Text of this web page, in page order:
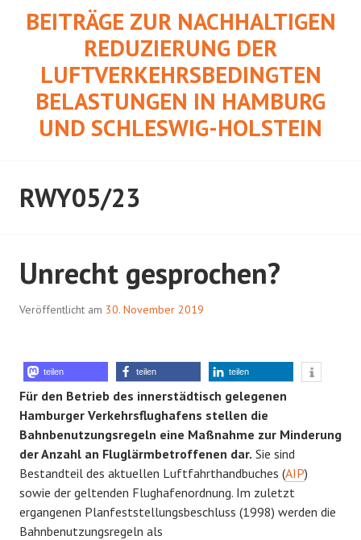
BEITRÄGE ZUR NACHHALTIGEN
REDUZIERUNG DER
LUFTVERKEHRSBEDINGTEN
BELASTUNGEN IN HAMBURG
UND SCHLESWIG-HOLSTEIN
RWY05/23
Unrecht gesprochen?
Veröffentlicht am 30. November 2019
teilen teilen teilen
Für den Betrieb des innerstädtisch gelegenen
Hamburger Verkehrsflughafens stellen die
Bahnbenutzungsregeln eine Maßnahme zur Minderung
der Anzahl an Fluglärmbetroffenen dar. Sie sind
Bestandteil des aktuellen Luftfahrthandbuches (AIP)
sowie der geltenden Flughafenordnung. Im zuletzt
ergangenen Planfeststellungsbeschluss (1998) werden die
Bahnbenutzungsregeln als